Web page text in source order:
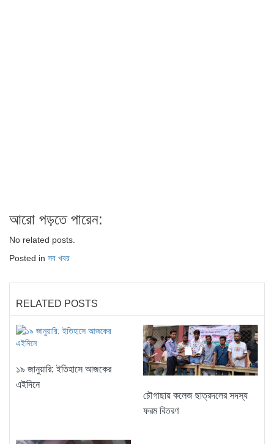
আরো পড়তে পারেন:
No related posts.
Posted in সব খবর
RELATED POSTS
১৯ জানুয়ারি: ইতিহাসে আজকের
এইদিনে
চৌগাছায় কলেজ ছাত্রদলের সদস্য
ফরম বিতরণ